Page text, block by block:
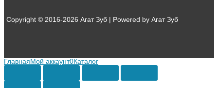
Copyright © 2016-2026 Агат Зуб | Powered by Агат Зуб
Главная Мой аккаунт0Каталог